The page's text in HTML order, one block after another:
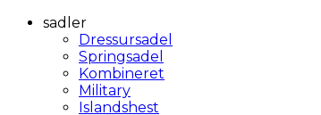
sadler
Dressursadel
Springsadel
Kombineret
Military
Islandshest